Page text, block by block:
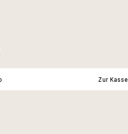
Kleiner Stehkragen
auf Brusthöhe
Zur Kasse